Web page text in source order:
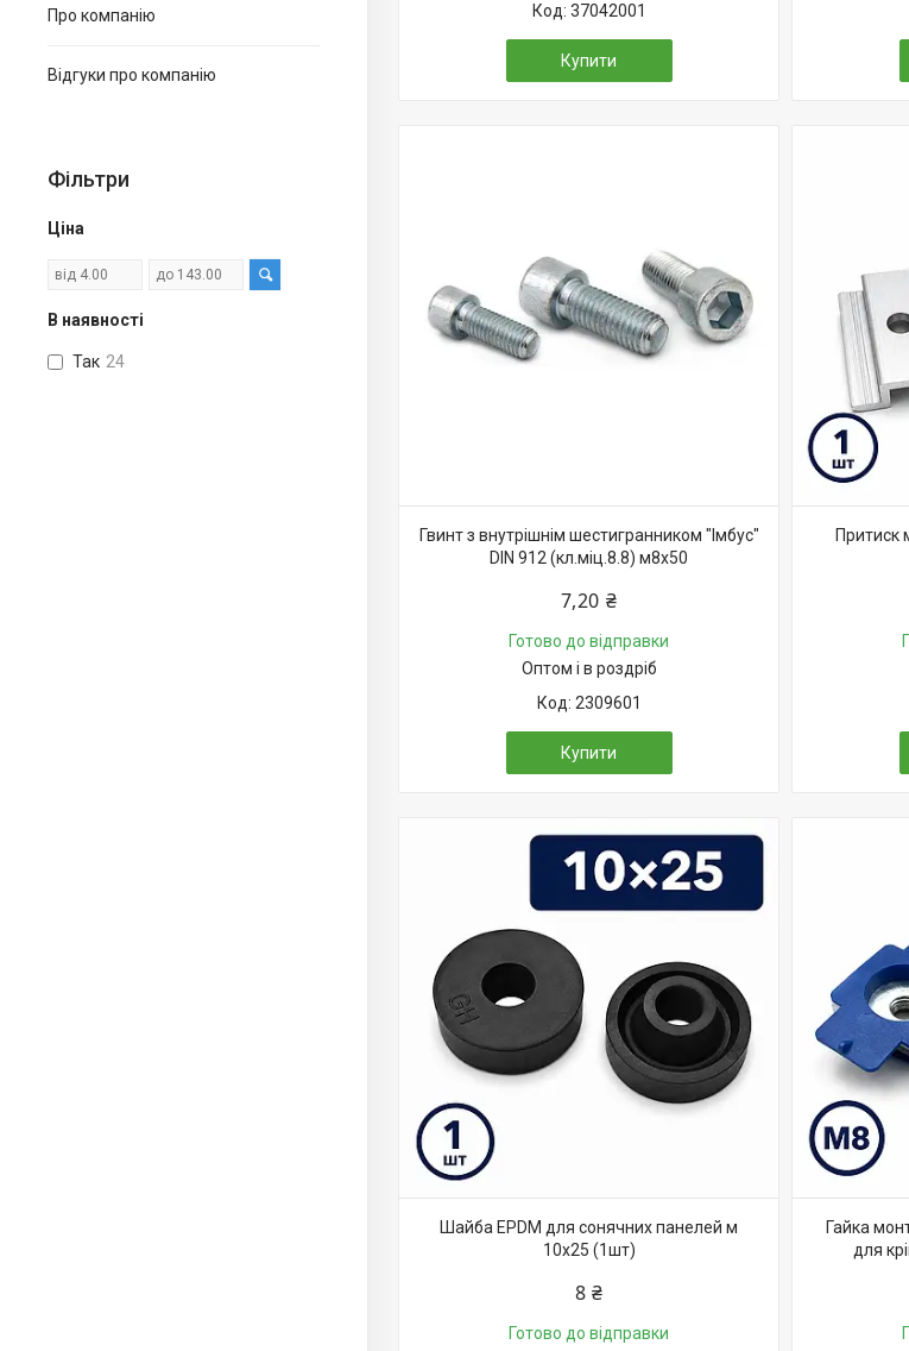
Про компанію
Відгуки про компанію
Фільтри
Ціна
В наявності
Так 24
37042001
Купити
Гвинт з внутрішнім шестигранником "Імбус"
DIN 912 (кл.міц.8.8) м8х50
7,20 ₴
Готово до відправки
Оптом і в роздріб
2309601
Купити
Притиск
Шайба EPDM для сонячних панелей м
10x25 (1шт)
8 ₴
Готово до відправки
Гайка
для